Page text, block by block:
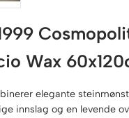
Wax
elegante
innslag og en levende